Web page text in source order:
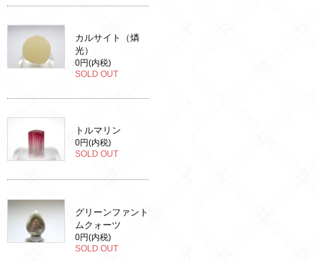
カルサイト（燐
光）
0円(内税)
SOLD OUT
トルマリン
0円(内税)
SOLD OUT
グリーンファント
ムクォーツ
0円(内税)
SOLD OUT